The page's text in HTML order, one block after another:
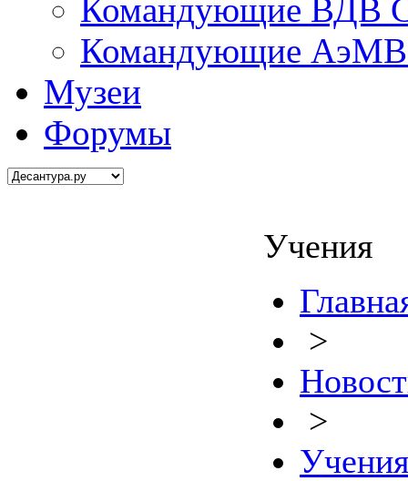
Командующие ВДВ
Командующие АэМВ
Музеи
Форумы
Учения
>
>
Учения